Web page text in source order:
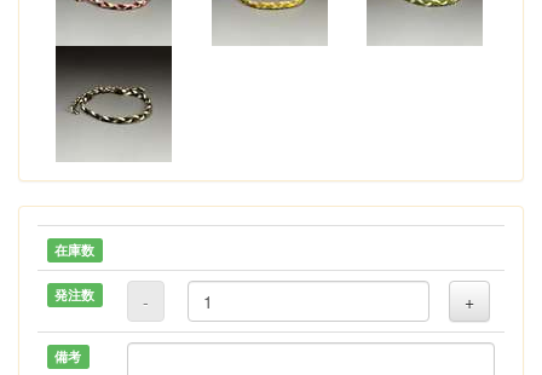
在庫数
発注数 - +
備考